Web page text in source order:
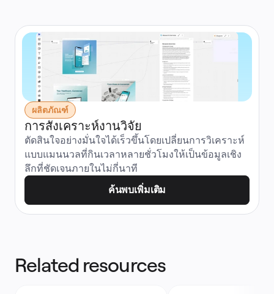
ผลิตภัณฑ์
การสังเคราะห์งานวิจัย
ตัดสินใจอย่างมั่นใจได้เร็วขึ้นโดยเปลี่ยนการวิเคราะห์
แบบแมนนวลที่กินเวลาหลายชั่วโมงให้เป็นข้อมูลเชิง
ลึกที่ชัดเจนภายในไม่กี่นาที
ค้นพบเพิ่มเติม
Related resources